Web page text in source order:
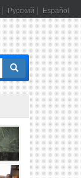
Русский Español